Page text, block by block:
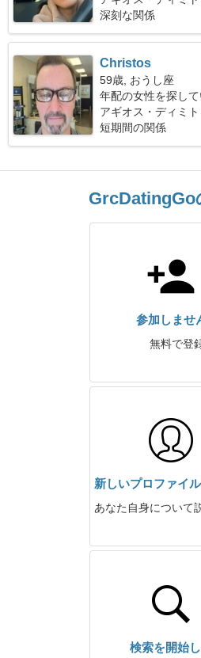
深刻な関係
Christos
59歳, おうし座
年配の女性を探して
アギオス・ディミ
短期間の関係
GrcDatingGo
参加しませ
無料で登
新しいプロファイ
あなた自身について
検索を開始